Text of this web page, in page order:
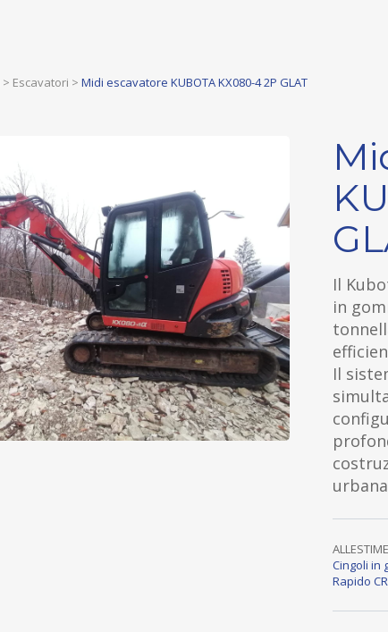
> Escavatori > Midi escavatore KUBOTA KX080-4 2P GLAT
Il
in
Il
Cingoli in
Rapido